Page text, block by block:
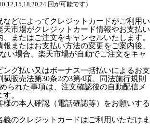
回が可能です）
などによってクレジットカードがご利用い
天市場がクレジットカード情報やお支払い
またはご注文をキャンセルいたします。
またはお支払い方法の変更をご案内後、
い場合、楽天市場が自動でご注文をキャ
ング払い又はボーナス一括払いによるお支
販売法第30条2の3第4項、同法施行規則
られた事項は、注文確認後の自動配信メ
。
の本人確認（電話確認等）をお願いする
のクレジットカードはご利用いただけま